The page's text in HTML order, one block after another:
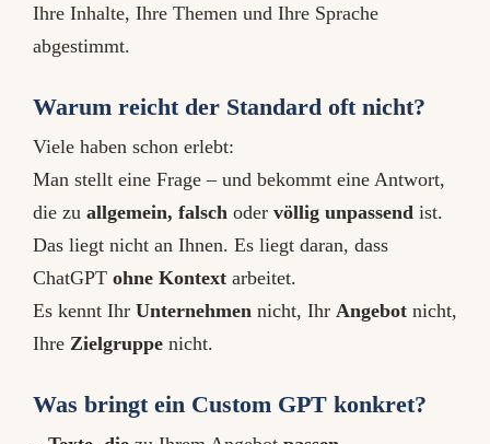
Ihre Inhalte, Ihre Themen und Ihre Sprache
abgestimmt.
Warum reicht der Standard oft nicht?
Viele haben schon erlebt:
Man stellt eine Frage – und bekommt eine Antwort,
die zu allgemein, falsch oder völlig unpassend ist.
Das liegt nicht an Ihnen. Es liegt daran, dass
ChatGPT ohne Kontext arbeitet.
Es kennt Ihr Unternehmen nicht, Ihr Angebot nicht,
Ihre Zielgruppe nicht.
Was bringt ein Custom GPT konkret?